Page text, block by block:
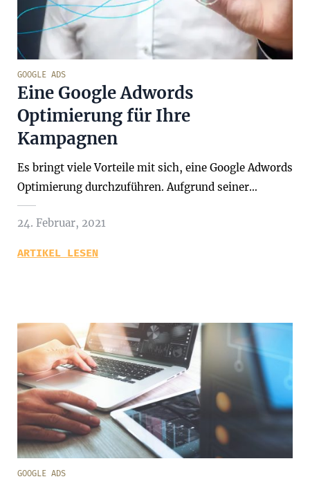
GOOGLE ADS
Eine Google Adwords
Optimierung für Ihre
Kampagnen
Es bringt viele Vorteile mit sich, eine Google Adwords
Optimierung durchzuführen. Aufgrund seiner…
24. Februar, 2021
ARTIKEL LESEN
GOOGLE ADS